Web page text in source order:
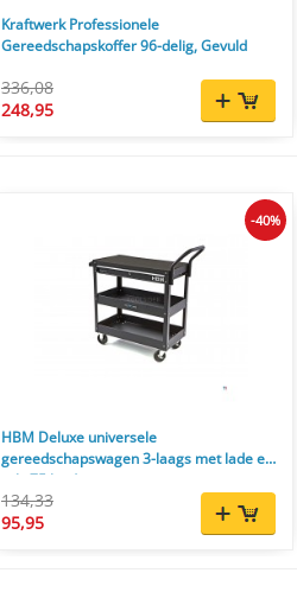
Kraftwerk Professionele
Gereedschapskoffer 96-delig, Gevuld
336,08
248,95
HBM Deluxe universele
gereedschapswagen 3-laags met lade en
rek, 75 kg draagvermogen
134,33
95,95
-40%